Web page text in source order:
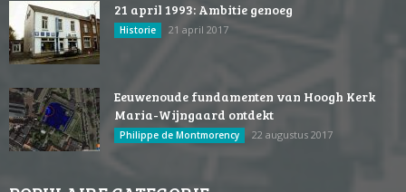
21 april 1993: Ambitie genoeg
Historie 21 april 2017
Eeuwenoude fundamenten van Hoogh Kerk
Maria-Wijngaard ontdekt
Philippe de Montmorency 22 augustus 2017